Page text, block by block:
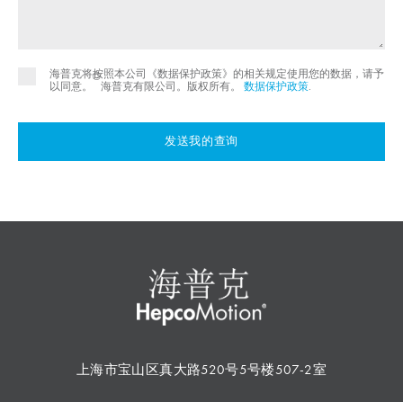
海普克将按照本公司《数据保护政策》的相关规定使用您的数据，请予
以同意。
©
海普克有限公司。版权所有。 数据保护政策
发送我的查询
上海市宝山区真大路520号5号楼507-2室